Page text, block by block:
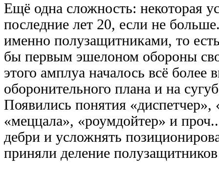
Ещё одна сложность: некоторая
последние лет 20, если не
именно полузащитниками, то
бы первым эшелоном обороны
этого амплуа началось всё более
оборонительного плана и на
Появились понятия «диспетчер»,
«меццала», «роумдойтер» и
дебри и усложнять
приняли деление